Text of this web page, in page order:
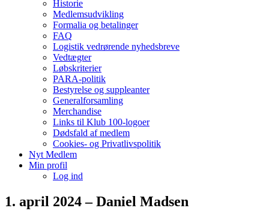
Historie
Medlemsudvikling
Formalia og betalinger
FAQ
Logistik vedrørende nyhedsbreve
Vedtægter
Løbskriterier
PARA-politik
Bestyrelse og suppleanter
Generalforsamling
Merchandise
Links til Klub 100-logoer
Dødsfald af medlem
Cookies- og Privatlivspolitik
Nyt Medlem
Min profil
Log ind
1. april 2024 – Daniel Madsen